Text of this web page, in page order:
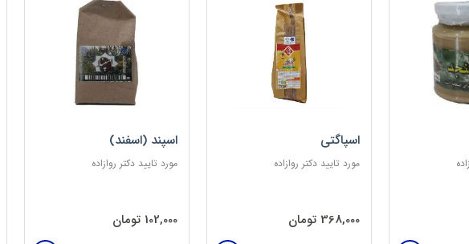
اسپاگتی
مورد تایید دکتر روازاده
368,000 تومان
اسپند (اسفند)
مورد تایید دکتر روازاده
102,000 تومان